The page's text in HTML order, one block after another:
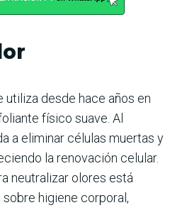
utiliza desde hace años en
físico suave. Al
a eliminar células muertas y
la renovación celular.
neutralizar olores está
higiene corporal,